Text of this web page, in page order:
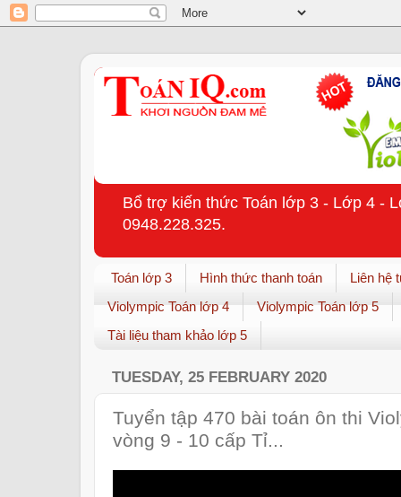
Bổ trợ kiến thức Toán lớp 3 - Lớp 4 -
0948.228.325.
Toán lớp 3 Hình thức thanh toán
Liên hệ
Violympic Toán lớp 4
Violympic Toán lớp 5
Tài liệu tham khảo lớp 5
TUESDAY, 25 FEBRUARY 2020
Tuyển tập 470 bài toán ôn thi
vòng 9 - 10 cấp Tỉ...